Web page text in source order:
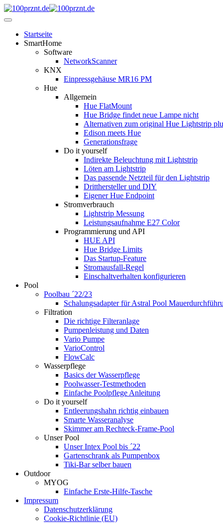
Startseite
SmartHome
Software
NetworkScanner
KNX
Einpressgehäuse MR16 PM
Hue
Allgemein
Hue FlatMount
Hue Bridge findet neue Lampe nicht
Alternativen zum original Hue Lightstrip
Edison meets Hue
Generationsfrage
Do it yourself
Indirekte Beleuchtung mit Lightstrip
Löten am Lightstrip
Das passende Netzteil für den Lightstrip
Dritthersteller und DIY
Eigener Hue Endpoint
Stromverbrauch
Lightstrip Messung
Leistungsaufnahme E27 Color
Programmierung und API
HUE API
Hue Bridge Limits
Das Startup-Feature
Stromausfall-Regel
Einschaltverhalten konfigurieren
Pool
Poolbau ´22/23
Schalungs­adapter für Astral Pool
Filtration
Die richtige Filter­anlage
Pumpenleistung und Daten
Vario Pumpe
Vario­Control
FlowCalc
Wasserpflege
Basics der Wasserpflege
Poolwasser-Testmethoden
Einfache Poolpflege Anleitung
Do it yourself
Ent­leerungs­hahn richtig einbauen
Smarte Wasseranalyse
Skimmer am Rechteck-Frame-Pool
Unser Pool
Unser Intex Pool bis ´22
Gartenschrank als Pumpenbox
Tiki-Bar selber bauen
Outdoor
MYOG
Einfache Erste-Hilfe-Tasche
Impressum
Datenschutzerklärung
Cookie-Richtlinie (EU)